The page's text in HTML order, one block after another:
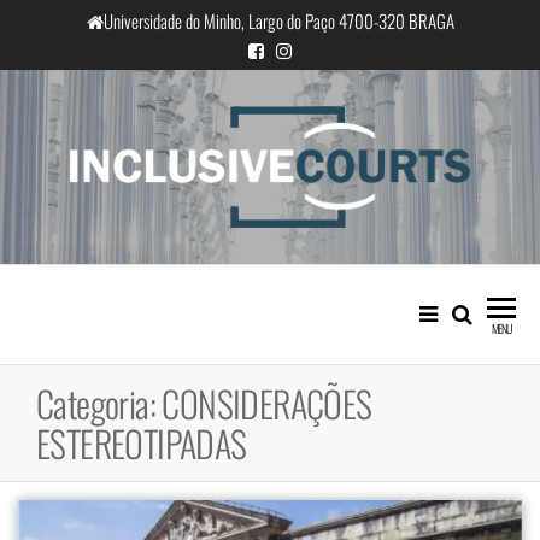
o
conteúdo
Universidade do Minho, Largo do Paço 4700-320 BRAGA
InclusiveCourts
Igualdade e diferença cultural na
prática judicial portuguesa
MENU
Categoria:CONSIDERAÇÕES
ESTEREOTIPADAS